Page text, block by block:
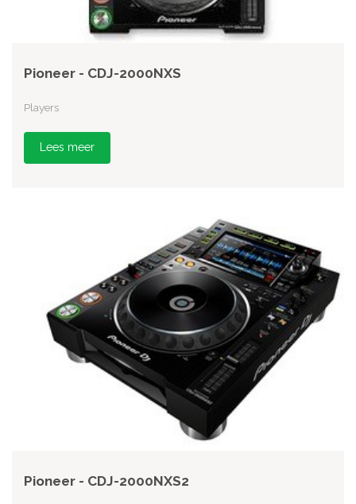
Pioneer - CDJ-2000NXS
Players
Lees meer
Pioneer - CDJ-2000NXS2